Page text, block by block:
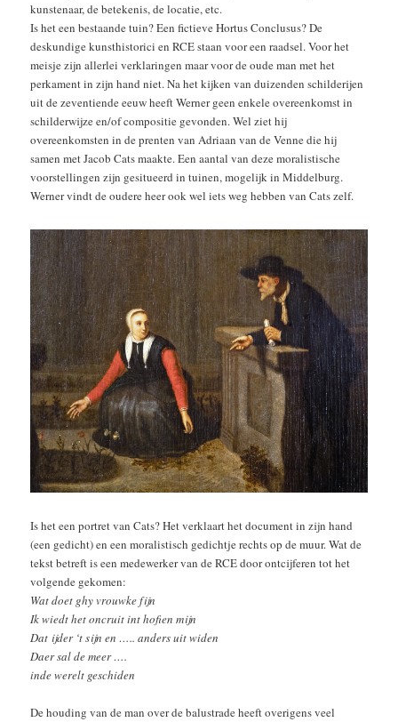
kunstenaar, de betekenis, de locatie, etc.
Is het een bestaande tuin? Een fictieve Hortus Conclusus? De
deskundige kunsthistorici en RCE staan voor een raadsel. Voor het
meisje zijn allerlei verklaringen maar voor de oude man met het
perkament in zijn hand niet. Na het kijken van duizenden schilderijen
uit de zeventiende eeuw heeft Werner geen enkele overeenkomst in
schilderwijze en/of compositie gevonden. Wel ziet hij
overeenkomsten in de prenten van Adriaan van de Venne die hij
samen met Jacob Cats maakte. Een aantal van deze moralistische
voorstellingen zijn gesitueerd in tuinen, mogelijk in Middelburg.
Werner vindt de oudere heer ook wel iets weg hebben van Cats zelf.
Is het een portret van Cats? Het verklaart het document in zijn hand
(een gedicht) en een moralistisch gedichtje rechts op de muur. Wat de
tekst betreft is een medewerker van de RCE door ontcijferen tot het
volgende gekomen:
Wat doet ghy vrouwke fijn
Ik wiedt het oncruit int hofien mijn
Dat ijder ‘t sijn en ….. anders uit widen
Daer sal de meer ….
inde werelt geschiden
De houding van de man over de balustrade heeft overigens veel